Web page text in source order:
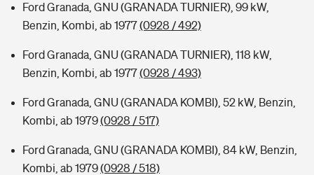
Ford Granada, GNU (GRANADA TURNIER), 99 kW,
Benzin, Kombi, ab 1977(0928 / 492)
Ford Granada, GNU (GRANADA TURNIER), 118 kW,
Benzin, Kombi, ab 1977(0928 / 493)
Ford Granada, GNU (GRANADA KOMBI), 52 kW, Benzin,
Kombi, ab 1979(0928 / 517)
Ford Granada, GNU (GRANADA KOMBI), 84 kW, Benzin,
Kombi, ab 1979(0928 / 518)